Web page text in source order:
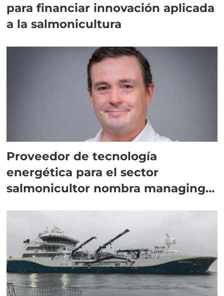
para financiar innovación aplicada
a la salmonicultura
Proveedor de tecnología
energética para el sector
salmonicultor nombra managing